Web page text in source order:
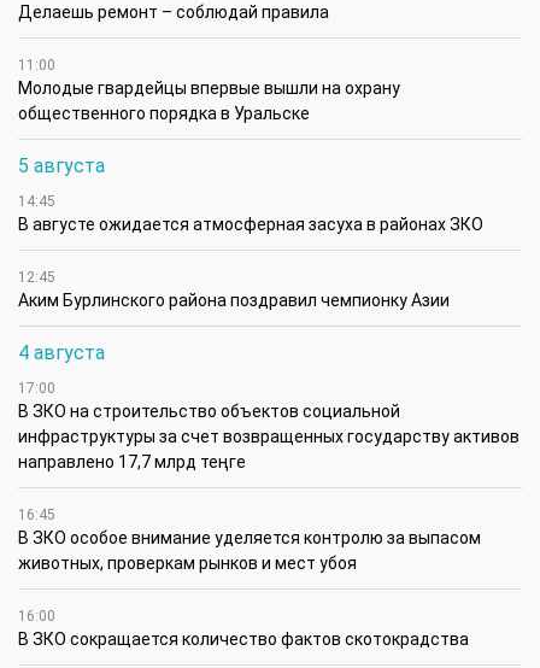
Делаешь ремонт – соблюдай правила
11:00
Молодые гвардейцы впервые вышли на охрану
общественного порядка в Уральске
5 августа
14:45
В августе ожидается атмосферная засуха в районах ЗКО
12:45
Аким Бурлинского района поздравил чемпионку Азии
4 августа
17:00
В ЗКО на строительство объектов социальной
инфраструктуры за счет возвращенных государству активов
направлено 17,7 млрд теңге
16:45
В ЗКО особое внимание уделяется контролю за выпасом
животных, проверкам рынков и мест убоя
16:00
В ЗКО сокращается количество фактов скотокрадства